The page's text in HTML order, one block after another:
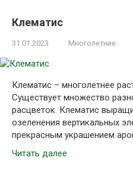
Клематис
31.01.2023 Многолетние
Клематис – многолетнее
Существует множество
расцветок. Клематис
озеленения вертикальных
прекрасным украшением
Читать далее